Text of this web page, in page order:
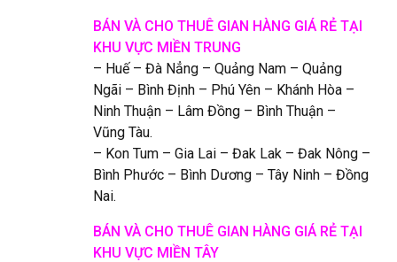
BÁN VÀ CHO THUÊ GIAN HÀNG GIÁ RẺ TẠI
KHU VỰC MIỀN TRUNG
– Huế – Đà Nẳng – Quảng Nam – Quảng
Ngãi – Bình Định – Phú Yên – Khánh Hòa –
Ninh Thuận – Lâm Đồng – Bình Thuận –
Vũng Tàu.
– Kon Tum – Gia Lai – Đak Lak – Đak Nông –
Bình Phước – Bình Dương – Tây Ninh – Đồng
Nai.
BÁN VÀ CHO THUÊ GIAN HÀNG GIÁ RẺ TẠI
KHU VỰC MIỀN TÂY